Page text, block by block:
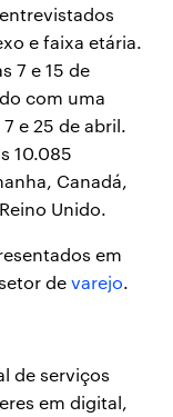
e faixa etária.
7 e 15 de
com uma
e 25 de abril.
10.085
Canadá,
Unido.
em
devarejo.
de serviços
em digital,